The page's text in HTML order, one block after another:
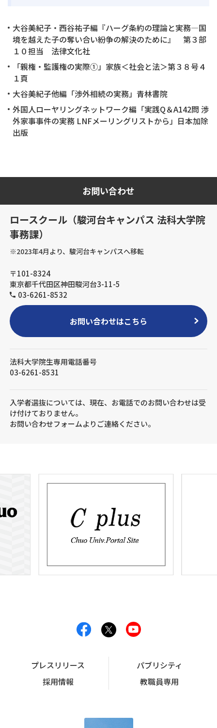
大谷美紀子・西谷祐子編『ハーグ条約の理論と実務―国
境を越えた子の奪い合い紛争の解決のために』 第３部
１０担当 法律文化社
「親権・監護権の実際①」家族＜社会と法＞第３８号４
１頁
大谷美紀子他編「渉外相続の実務」青林書院
外国人ローヤリングネットワーク編「実践Q＆A142問 渉
外家事事件の実務 LNFメーリングリストから」日本加除
出版
お問い合わせ
ロースクール（駿河台キャンパス 法科大学院
事務課）
※2023年4月より、駿河台キャンパスへ移転
〒101-8324
東京都千代田区神田駿河台3-11-5
03-6261-8532
お問い合わせはこちら
法科大学院生専用電話番号
03-6261-8531
入学者選抜については、現在、お電話でのお問い合わせは受
け付けておりません。
お問い合わせフォームよりご連絡ください。
プレスリリース
パブリシティ
採用情報
教職員専用